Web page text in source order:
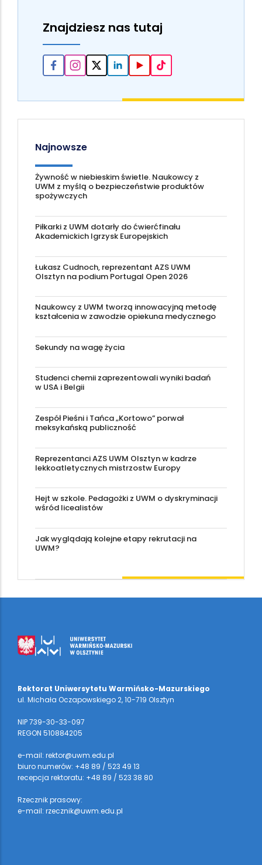
Znajdziesz nas tutaj
Najnowsze
Żywność w niebieskim świetle. Naukowcy z
UWM z myślą o bezpieczeństwie produktów
spożywczych
Piłkarki z UWM dotarły do ćwierćfinału
Akademickich Igrzysk Europejskich
Łukasz Cudnoch, reprezentant AZS UWM
Olsztyn na podium Portugal Open 2026
Naukowcy z UWM tworzą innowacyjną metodę
kształcenia w zawodzie opiekuna medycznego
Sekundy na wagę życia
Studenci chemii zaprezentowali wyniki badań
w USA i Belgii
Zespół Pieśni i Tańca „Kortowo” porwał
meksykańską publiczność
Reprezentanci AZS UWM Olsztyn w kadrze
lekkoatletycznych mistrzostw Europy
Hejt w szkole. Pedagożki z UWM o dyskryminacji
wśród licealistów
Jak wyglądają kolejne etapy rekrutacji na
UWM?
Rektorat Uniwersytetu Warmińsko-Mazurskiego
ul. Michała Oczapowskiego 2, 10-719 Olsztyn
NIP 739-30-33-097
REGON 510884205
e-mail: rektor@uwm.edu.pl
biuro numerów: +48 89 / 523 49 13
recepcja rektoratu: +48 89 / 523 38 80
Rzecznik prasowy:
e-mail: rzecznik@uwm.edu.pl